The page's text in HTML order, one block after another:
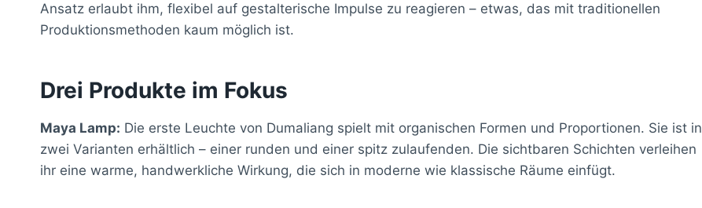
Ansatz erlaubt ihm, flexibel auf gestalterische Impulse zu reagieren – etwas, das mit traditionellen
Produktionsmethoden kaum möglich ist.
Drei Produkte im Fokus
Maya Lamp: Die erste Leuchte von Dumaliang spielt mit organischen Formen und Proportionen. Sie ist in
zwei Varianten erhältlich – einer runden und einer spitz zulaufenden. Die sichtbaren Schichten verleihen
ihr eine warme, handwerkliche Wirkung, die sich in moderne wie klassische Räume einfügt.